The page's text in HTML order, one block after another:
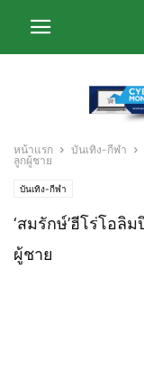
หน้าแรก บันเทิง-กีฬา
ลูกผู้ชาย
บันเทิง-กีฬา
‘สมรักษ์’ฮีโร่โอลิ
ผู้ชาย